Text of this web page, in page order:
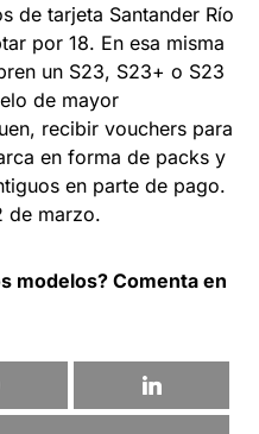
de tarjeta Santander Río
por 18. En esa misma
un S23, S23+ o S23
de mayor
recibir vouchers para
en forma de packs y
en parte de pago.
de marzo.
modelos? Comenta en